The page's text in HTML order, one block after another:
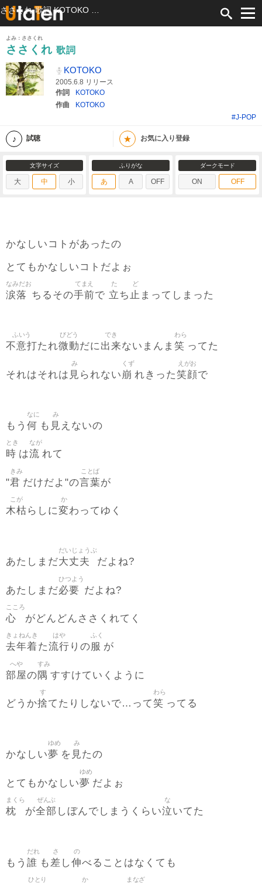
よみ：ささくれ
ささくれ 歌詞
KOTOKO
2005.6.8 リリース
作詞
KOTOKO
作曲
KOTOKO
#J-POP
試聴 ★ お気に入り登録
文字サイズ
大 中 小
ふりがな
あ A OFF
ダークモード
ON OFF
かなしいコトがあったの
とてもかなしいコトだよぉ
涙落
なみだお
ちるその手前
てまえ
で 立
た
ち止
ど
まってしまった
不意打
ふいう
たれ微動
びどう
だに出来
でき
ないまんま 笑
わら
ってた
それはそれは 見
み
られない 崩
くず
れきった笑顔
えがお
で
もう 何
なに
も 見
み
えないの
時
とき
は流
なが
れて
"君
きみ
だけだよ"の言葉
ことば
が
木枯
こが
らしに変
か
わってゆく
あたしまだ大丈夫
だいじょうぶ
だよね?
あたしまだ必要
ひつよう
だよね?
心
こころ
がどんどんささくれてく
去年着
きょねんき
た流行
はや
りの服
ふく
が
部屋
へや
の隅
すみ
すすけていくように
どうか捨
す
てたりしないで…って笑
わら
ってる
かなしい夢
ゆめ
を 見
み
たの
とてもかなしい夢
ゆめ
だよぉ
枕
まくら
が全部
ぜんぶ
しぼんでしまうくらい泣
な
いてた
もう 誰
だれ
も 差
さ
し伸
の
べることはなくても
ひとり か まなざ